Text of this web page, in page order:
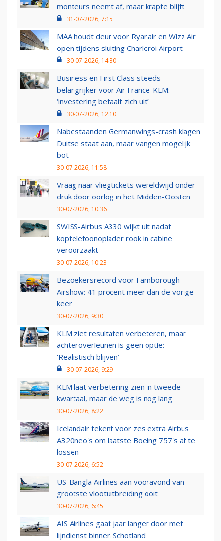
monteurs neemt af, maar krapte blijft
31-07-2026, 7:15
MAA houdt deur voor Ryanair en Wizz Air
open tijdens sluiting Charleroi Airport
30-07-2026, 14:30
Business en First Class steeds
belangrijker voor Air France-KLM:
‘investering betaalt zich uit’
30-07-2026, 12:10
Nabestaanden Germanwings-crash klagen
Duitse staat aan, maar vangen mogelijk
bot
30-07-2026, 11:58
Vraag naar vliegtickets wereldwijd onder
druk door oorlog in het Midden-Oosten
30-07-2026, 10:36
SWISS-Airbus A330 wijkt uit nadat
koptelefoonoplader rook in cabine
veroorzaakt
30-07-2026, 10:23
Bezoekersrecord voor Farnborough
Airshow: 41 procent meer dan de vorige
keer
30-07-2026, 9:30
KLM ziet resultaten verbeteren, maar
achteroverleunen is geen optie:
‘Realistisch blijven’
30-07-2026, 9:29
KLM laat verbetering zien in tweede
kwartaal, maar de weg is nog lang
30-07-2026, 8:22
Icelandair tekent voor zes extra Airbus
A320neo's om laatste Boeing 757's af te
lossen
30-07-2026, 6:52
US-Bangla Airlines aan vooravond van
grootste vlootuitbreiding ooit
30-07-2026, 6:45
AIS Airlines gaat jaar langer door met
lijndienst binnen Schotland